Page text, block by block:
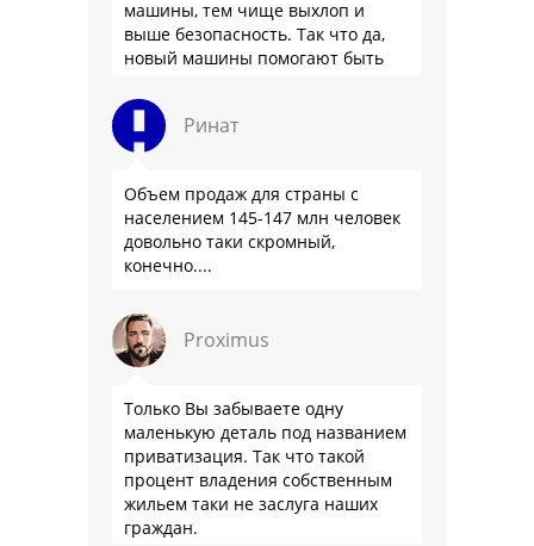
машины, тем чище выхлоп и
выше безопасность. Так что да,
новый машины помогают быть
Ринат
Объем продаж для страны с
населением 145-147 млн человек
довольно таки скромный,
конечно....
Proximus
Только Вы забываете одну
маленькую деталь под названием
приватизация. Так что такой
процент владения собственным
жильем таки не заслуга наших
граждан.